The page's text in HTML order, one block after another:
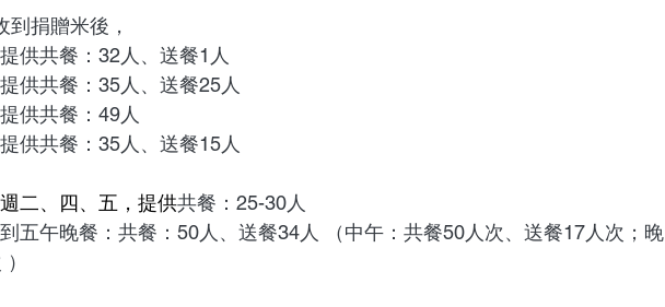
捐贈米後，
供共餐：32人、送餐1人
供共餐：35人、送餐25人
供共餐：49人
供共餐：35人、送餐15人
二、四、五，提供共餐：25-30人
五午晚餐：共餐：50人、送餐34人 （中午：共餐50人次、送餐17人次；晚